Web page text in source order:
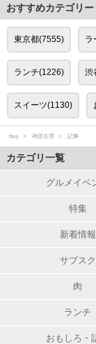
おすすめカテゴリー
東京都(7555) ラ
ランチ(1226) 渋
スイーツ(1130)
favy 神居古潭 記事
カテゴリ一覧
グルメイベ
特集
新着情報
サブスク
肉
ランチ
おもしろ・